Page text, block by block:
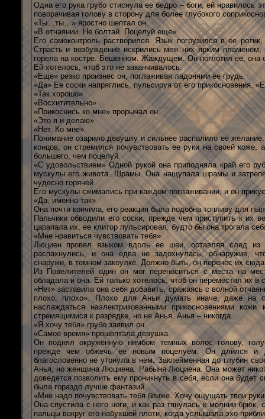
Одна его рука грубо стиснула ее бедро – боги, ей нравилось
поворачивая голову в сторону для более глубокого
«Ты…ты…» яростно шептал он.
«В отчаянии. Не болтай. Поцелуй еще»
Его самоконтроль растворился. Язык погрузился в ее
Страсть и возбуждение искрились меж них ярким
горела на костре. Бешенном. Жаждущем. Он поглотил ее, она
Ей хотелось, чтоб это не заканчивалось.
«Еще» резко произнес он, поглаживая ладонями ее грудь.
«Да» Ее соски напряглись, пульсируя от его прикосновения.
«Так хорошо»
«Восхитительно»
«Прикоснись ко мне» прорычал он.
«Это я и делаю»
«Нет. Ко мне»
Понимание озарило девушку и сильнее распалило ее
концов, он стремился почувствовать ее руки на своей коже,
большего, чем поцелуй.
«С удовольствием» Одной рукой она приподняла край его
мускулы его живота. Шрамы. Она нащупала шрамы и
чудесно горячей.
Его мускулы сжимались при каждом поглаживании, и он
«Да, именно так»
Она почти кончила, его реакция была подобна топливу для
Пальчики обводили его соски, прежде чем приступить к их
царапала их, ее клитор пульсировал, будто бы она трогала
«Мне нравиться чувствовать тебя»
Люциен провел языком вдоль ее шеи, оставляя след из
распахнулись, и она едва не задохнулась, обнаружив,
снаружи, в темном закоулке. Должно быть, он перенес их
Из Повелителей один он мог переноситься с места на
обладала и она. Ей только хотелось, чтоб он переместил их в
«Нет» заставила она себя добавить, сражаясь с волной
плохо, плохо». Плохо для Аньи думать иначе, даже на
наслаждаться наэлектризованными прикосновениями
стремящимися к разрядке, но не Анья. Анья – никогда.
«Я хочу тебя» грубо заявил он.
«Самое время» прошептала девушка.
Он поднял окруженную нимбом темных волос голову,
прежде чем обжечь ее новым поцелуем. Он длился и
благословенно не утонула в нем. Заклейменная до глубин
Анья, но женщина Люциена. Рабыня Люциена. Она может
доведется позволить ему проникнуть в себя, если она будет
была гораздо лучше фантазий.
«Мне надо почувствовать тебя ближе. Хочу ощущать твои
Она спустила с него ноги, и как раз тянулась к молнии брюк,
пальцы вокруг его набухшей плоти, когда услышала эхо